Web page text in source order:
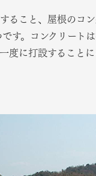
こと、屋根のコン
す。コンクリート
度に打設すること